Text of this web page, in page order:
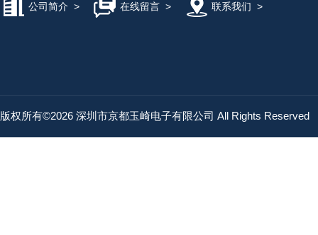
公司简介 > 在线留言> 联系我们 >
版权所有©2026 深圳市京都玉崎电子有限公司 All Rights Reserved